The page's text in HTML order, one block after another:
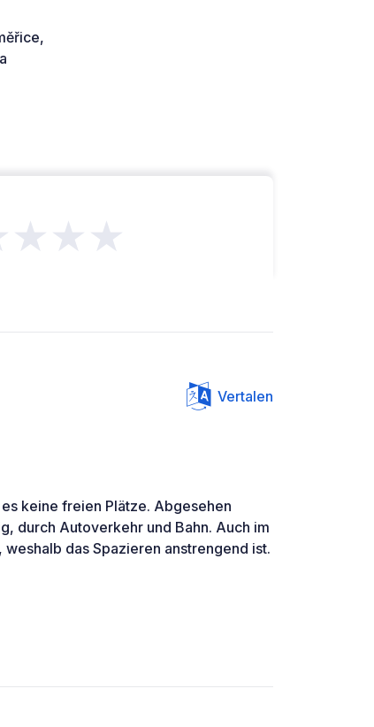
Vertalen
keine freien Plätze. Abgesehen
durch Autoverkehr und Bahn. Auch im
das Spazieren anstrengend ist.